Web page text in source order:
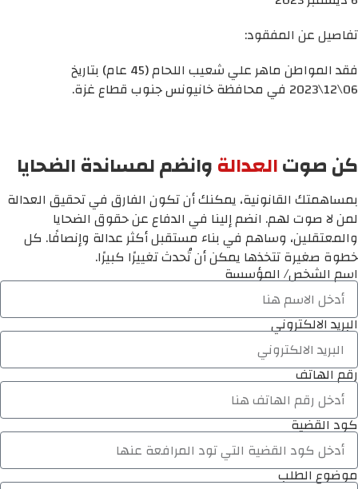
تفاصيل عن المفقود:
فقد المواطن ماهر علي شعيب اللحام (45 عام) بتاريخ
06\12\2023 في محافظة خانيونس جنوب قطاع غزة.
كن صوتالعدالةوانضم لمساندة الضحايا
بمساهمتك القانونية، يمكنك أن تكون الفارق في تحقيق العدالة
لمن لا صوت لهم. انضم إلينا في الدفاع عن حقوق الضحايا
والمعتقلين، وساهم في بناء مستقبل أكثر عدالة وإنصافًا. كل
خطوة صغيرة تتخذها يمكن أن تُحدث تغييرًا كبيرًا.
اسم الشخص/ المؤسسة
البريد الالكتروني
رقم الهاتف
كود القضية
موضوع الطلب